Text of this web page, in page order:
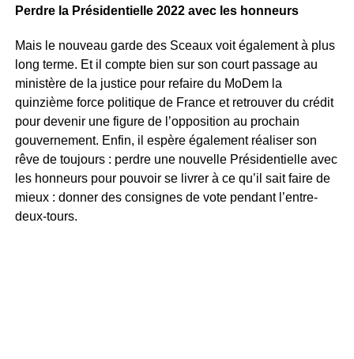
Perdre la Présidentielle 2022 avec les honneurs
Mais le nouveau garde des Sceaux voit également à plus
long terme. Et il compte bien sur son court passage au
ministère de la justice pour refaire du MoDem la
quinzième force politique de France et retrouver du crédit
pour devenir une figure de l’opposition au prochain
gouvernement. Enfin, il espère également réaliser son
rêve de toujours : perdre une nouvelle Présidentielle avec
les honneurs pour pouvoir se livrer à ce qu’il sait faire de
mieux : donner des consignes de vote pendant l’entre-
deux-tours.